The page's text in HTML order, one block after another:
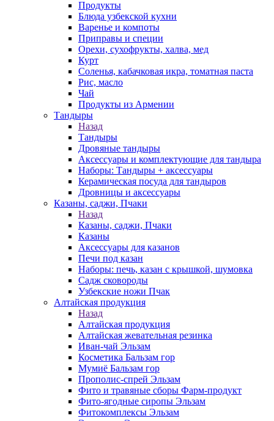
Продукты
Блюда узбекской кухни
Варенье и компоты
Приправы и специи
Орехи, сухофрукты, халва, мед
Курт
Соленья, кабачковая икра, томатная паста
Рис, масло
Чай
Продукты из Армении
Тандыры
Назад
Тандыры
Дровяные тандыры
Аксессуары и комплектующие для тандыра
Наборы: Тандыры + аксессуары
Керамическая посуда для тандыров
Дровницы и аксессуары
Казаны, саджи, Пчаки
Назад
Казаны, саджи, Пчаки
Казаны
Аксессуары для казанов
Печи под казан
Наборы: печь, казан с крышкой, шумовка
Садж сковороды
Узбекские ножи Пчак
Алтайская продукция
Назад
Алтайская продукция
Алтайская жевательная резинка
Иван-чай Эльзам
Косметика Бальзам гор
Мумиё Бальзам гор
Прополис-спрей Эльзам
Фито и травяные сборы Фарм-продукт
Фито-ягодные сиропы Эльзам
Фитокомплексы Эльзам